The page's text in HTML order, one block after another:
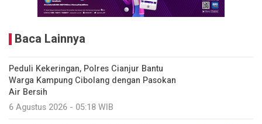
Baca Lainnya
Peduli Kekeringan, Polres Cianjur Bantu
Warga Kampung Cibolang dengan Pasokan
Air Bersih
6 Agustus 2026 - 05:18 WIB